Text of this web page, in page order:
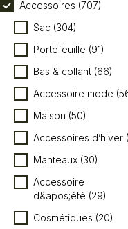
Accessoires (707)
Sac (304)
Portefeuille (91)
Bas & collant (66)
Accessoire mode
Maison (50)
Accessoires d’hiver
Manteaux (30)
Accessoire
d&apos;été (29)
Cosmétiques (20)